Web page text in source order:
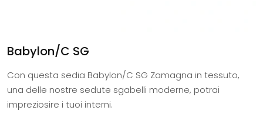
Babylon/C SG
Con questa sedia Babylon/C SG Zamagna in tessuto,
una delle nostre sedute sgabelli moderne, potrai
impreziosire i tuoi interni.